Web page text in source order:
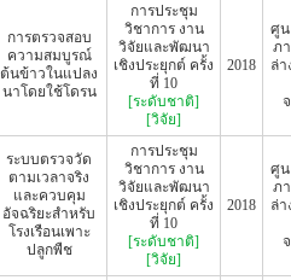
การตรวจสอบ
ความสมบูรณ์
ต้นข้าวในแปลง
นาโดยใช้โดรน
การประชุม
วิชาการ งาน
วิจัยและพัฒนา
เชิงประยุกต์ ครั้ง
ที่ 10
[ระดับชาติ]
[วิจัย]
2018
ศู
ภ
ล่า
ระบบตรวจวัด
ตามเวลาจริง
และควบคุม
อัจฉริยะสำหรับ
โรงเรือนเพาะ
ปลูกพืช
การประชุม
วิชาการ งาน
วิจัยและพัฒนา
เชิงประยุกต์ ครั้ง
ที่ 10
[ระดับชาติ]
[วิจัย]
2018
ศู
ภ
ล่า